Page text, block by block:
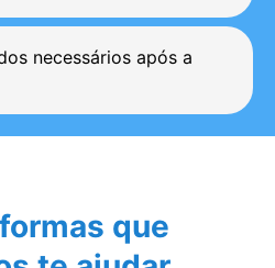
necessários após a
que